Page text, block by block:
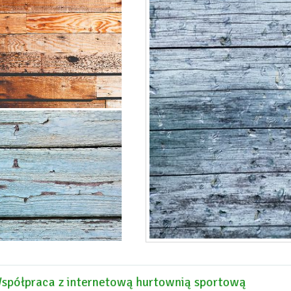
z internetową hurtownią sportową